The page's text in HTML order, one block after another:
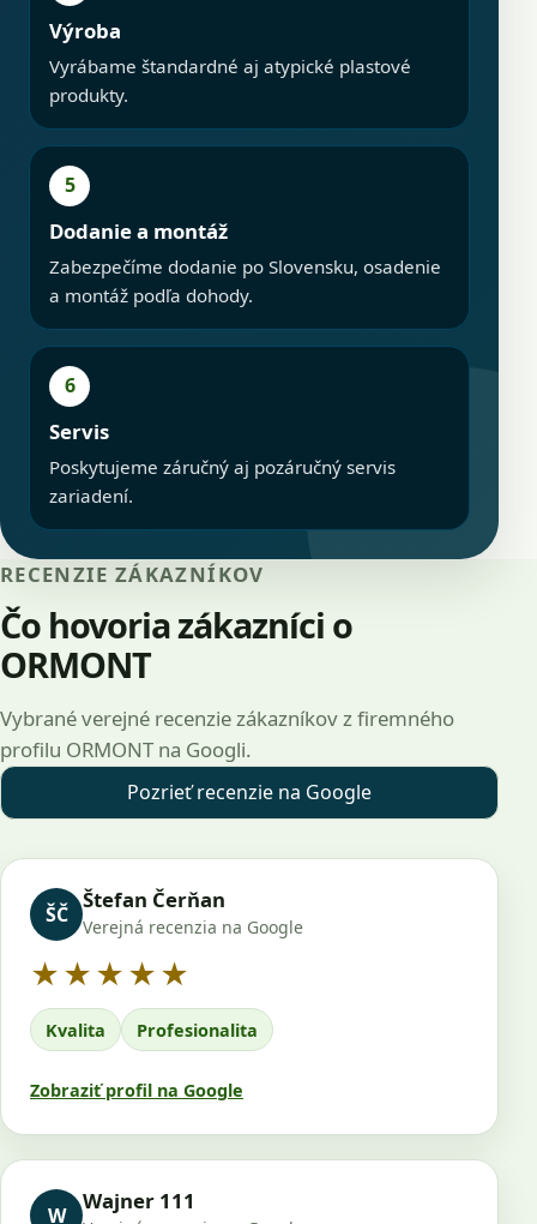
Výroba
Vyrábame štandardné aj atypické plastové
produkty.
5
Dodanie a montáž
Zabezpečíme dodanie po Slovensku, osadenie
a montáž podľa dohody.
6
Servis
Poskytujeme záručný aj pozáručný servis
zariadení.
RECENZIE ZÁKAZNÍKOV
Čo hovoria zákazníci o
ORMONT
Vybrané verejné recenzie zákazníkov z firemného
profilu ORMONT na Googli.
Pozrieť recenzie na Google
ŠČ
Štefan Čerňan
Verejná recenzia na Google
★★★★★
Kvalita Profesionalita
Zobraziť profil na Google
W
Wajner 111